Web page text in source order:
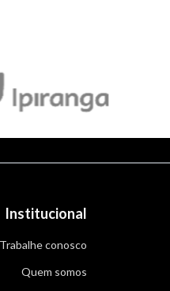
Institucional
Trabalhe conosco
Quem somos